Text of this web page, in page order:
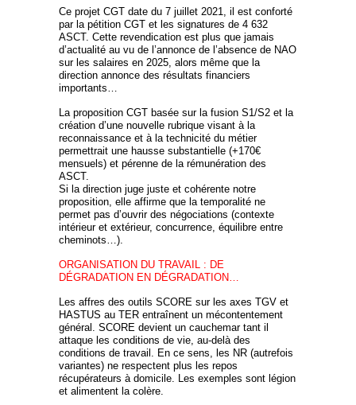
Ce projet CGT date du 7 juillet 2021, il est conforté
par la pétition CGT et les signatures de 4 632
ASCT. Cette revendication est plus que jamais
d’actualité au vu de l’annonce de l’absence de NAO
sur les salaires en 2025, alors même que la
direction annonce des résultats financiers
importants…
La proposition CGT basée sur la fusion S1/S2 et la
création d’une nouvelle rubrique visant à la
reconnaissance et à la technicité du métier
permettrait une hausse substantielle (+170€
mensuels) et pérenne de la rémunération des
ASCT.
Si la direction juge juste et cohérente notre
proposition, elle affirme que la temporalité ne
permet pas d’ouvrir des négociations (contexte
intérieur et extérieur, concurrence, équilibre entre
cheminots…).
ORGANISATION DU TRAVAIL : DE
DÉGRADATION EN DÉGRADATION…
Les affres des outils SCORE sur les axes TGV et
HASTUS au TER entraînent un mécontentement
général. SCORE devient un cauchemar tant il
attaque les conditions de vie, au-delà des
conditions de travail. En ce sens, les NR (autrefois
variantes) ne respectent plus les repos
récupérateurs à domicile. Les exemples sont légion
et alimentent la colère.